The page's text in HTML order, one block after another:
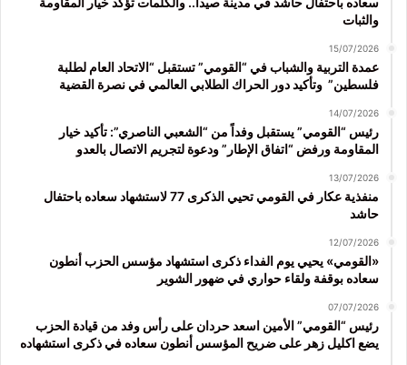
والثبات
15/07/2026
عمدة التربية والشباب في “القومي” تستقبل “الاتحاد العام لطلبة
فلسطين” وتأكيد دور الحراك الطلابي العالمي في نصرة القضية
14/07/2026
رئيس “القومي” يستقبل وفداً من “الشعبي الناصري”: تأكيد خيار
المقاومة ورفض “اتفاق الإطار” ودعوة لتجريم الاتصال بالعدو
13/07/2026
منفذية عكار في القومي تحيي الذكرى 77 لاستشهاد سعاده باحتفال
حاشد
12/07/2026
«القومي» يحيي يوم الفداء ذكرى استشهاد مؤسس الحزب أنطون
سعاده بوقفة ولقاء حواري في ضهور الشوير
07/07/2026
رئيس “القومي” الأمين اسعد حردان على رأس وفد من قيادة الحزب
يضع اكليل زهر على ضريح المؤسس أنطون سعاده في ذكرى استشهاده